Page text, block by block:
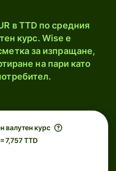
в TTD по средния
курс. Wise е
за изпращане,
на пари като
валутен курс
7,757 TTD